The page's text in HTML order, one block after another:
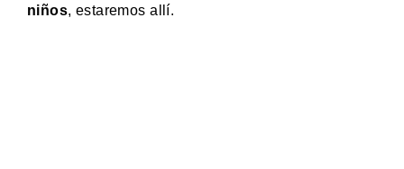
niños, estaremos allí.